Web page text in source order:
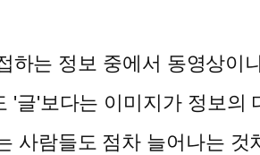
보 중에서 동영상이나
글'보다는 이미지가 정보
사람들도 점차 늘어나는